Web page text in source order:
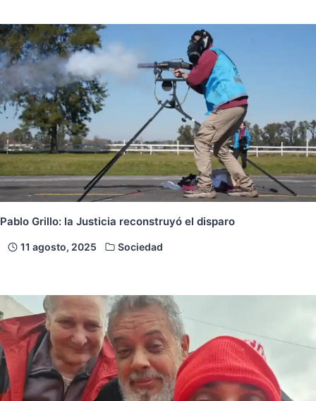
Pablo Grillo: la Justicia reconstruyó el disparo
11 agosto, 2025 Sociedad